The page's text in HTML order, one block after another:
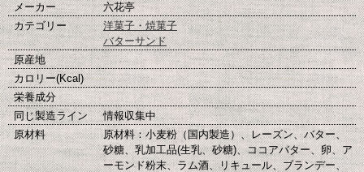
メーカー
六花亭
カテゴリー
洋菓子・焼菓子
バターサンド
原産地
カロリー(Kcal)
栄養成分
同じ製造ライン
情報収集中
原材料
原材料：小麦粉（国内製造）、レーズン、バター、
砂糖、乳加工品(生乳、砂糖)、ココアバター、卵、ア
ーモンド粉末、ラム酒、リキュール、ブランデー、